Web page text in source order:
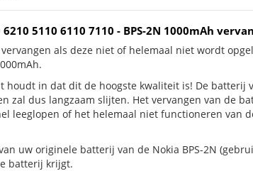
5110 6110 7110 - BPS-2N 1000mAh
als deze niet of helemaal niet wordt
houdt in dat dit de hoogste kwaliteit is! De batterij
zal dus langzaam slijten. Het vervangen van de
leeglopen of het helemaal niet functioneren van
uw originele batterij van de Nokia BPS-2N
batterij krijgt.